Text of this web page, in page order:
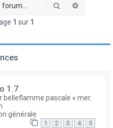
h
Rechercher
1 sur 1
1.7
belleflamme pascale « mer.
générale
1 2 3 4 5